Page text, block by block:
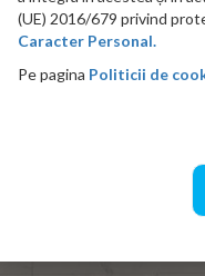
(UE) 2016/679 privind
Caracter Personal.
Pe pagina Politicii de